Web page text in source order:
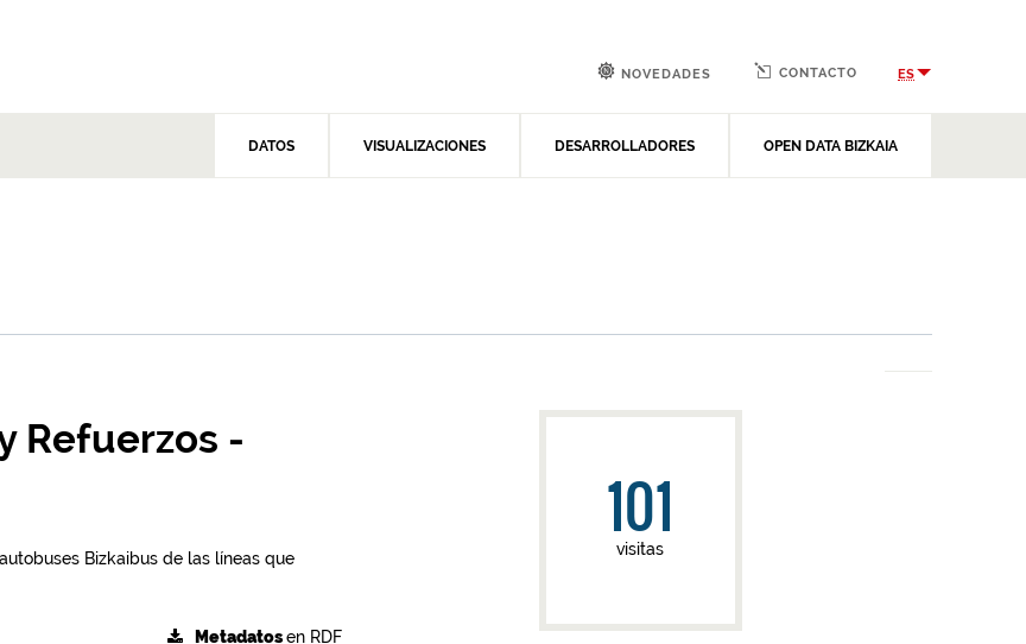
DATOS VISUALIZACIONES DESARROLLADORES OPEN DATA BIZKAIA
NOVEDADES CONTACTO ES
Refuerzos -
Bizkaibus de las líneas que
Metadatosen RDF
101
visitas